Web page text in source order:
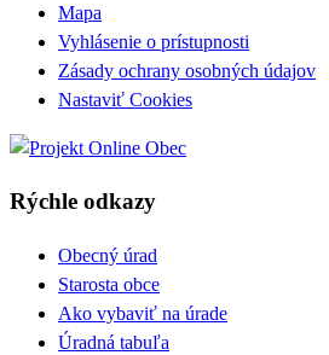
Mapa
Vyhlásenie o prístupnosti
Zásady ochrany osobných údajov
Nastaviť Cookies
Rýchle odkazy
Obecný úrad
Starosta obce
Ako vybaviť na úrade
Úradná tabuľa